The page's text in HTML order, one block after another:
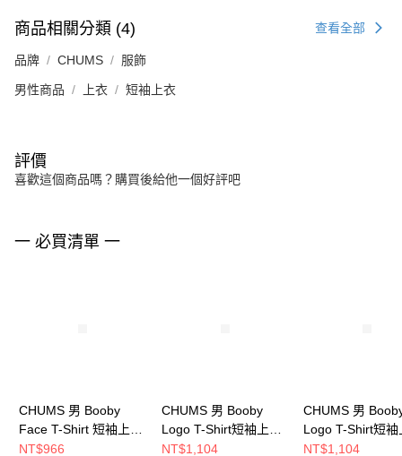
商品相關分類 (4) 查看全部
品牌 CHUMS 服飾
男性商品 上衣 短袖上衣
評價
喜歡這個商品嗎？購買後給他一個好評吧
一 必買清單 一
CHUMS 男 Booby
Face T-Shirt 短袖上衣
CH012278G075
NT$966
CHUMS 男 Booby
Logo T-Shirt短袖上衣
CH012279Z358
NT$1,104
CHUMS 男
Logo T-Shirt短袖
CH012279R018
NT$1,104